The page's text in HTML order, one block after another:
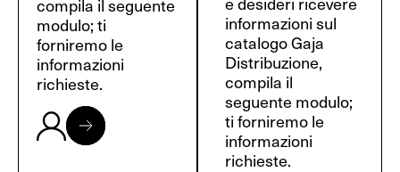
compila il seguente
modulo; ti
forniremo le
informazioni
richieste.
informazioni sul
catalogo Gaja
Distribuzione,
compila il
seguente modulo;
ti forniremo le
informazioni
richieste.